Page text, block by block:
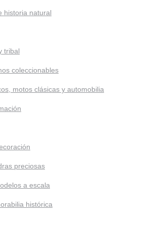
historia natural
tribal
coleccionables
motos clásicas y automobilia
preciosas
a escala
histórica